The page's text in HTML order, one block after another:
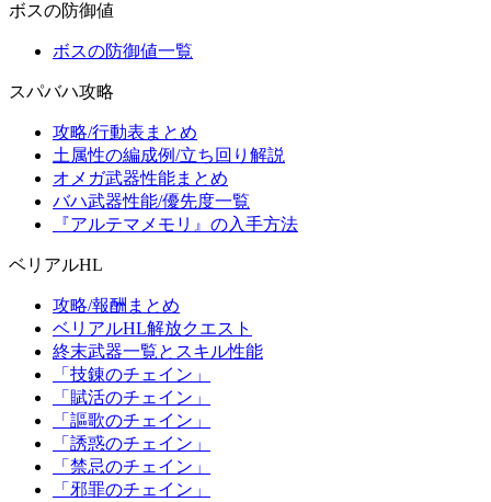
ボスの防御値
ボスの防御値一覧
スパバハ攻略
攻略/行動表まとめ
土属性の編成例/立ち回り解説
オメガ武器性能まとめ
バハ武器性能/優先度一覧
『アルテマメモリ』の入手方法
ベリアルHL
攻略/報酬まとめ
ベリアルHL解放クエスト
終末武器一覧とスキル性能
「技錬のチェイン」
「賦活のチェイン」
「謳歌のチェイン」
「誘惑のチェイン」
「禁忌のチェイン」
「邪罪のチェイン」